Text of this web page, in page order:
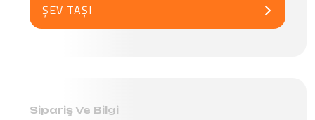
ŞEV TAŞI
Sipariş Ve Bilgi